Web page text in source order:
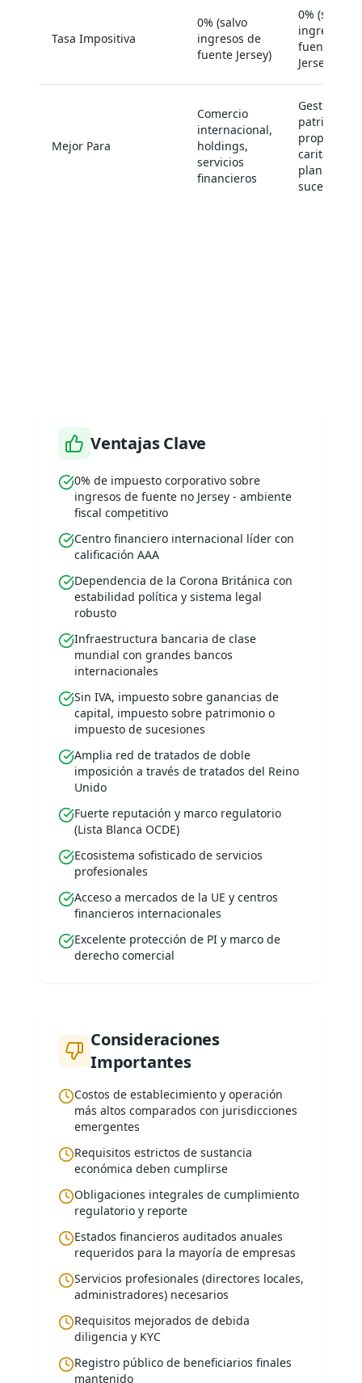
Tasa Impositiva
0% (salvo
ingresos de
fuente Jersey)
0% (salvo
ingresos de
fuente
Jersey)
Mejor Para
Comercio
internacional,
holdings,
servicios
financieros
Gestión
propósitos
caritativos,
sucesoria
Ventajas Clave
0% de impuesto corporativo sobre
ingresos de fuente no Jersey - ambiente
fiscal competitivo
Centro financiero internacional líder con
calificación AAA
Dependencia de la Corona Británica con
estabilidad política y sistema legal
robusto
Infraestructura bancaria de clase
mundial con grandes bancos
internacionales
Sin IVA, impuesto sobre ganancias de
capital, impuesto sobre patrimonio o
impuesto de sucesiones
Amplia red de tratados de doble
imposición a través de tratados del Reino
Unido
Fuerte reputación y marco regulatorio
(Lista Blanca OCDE)
Ecosistema sofisticado de servicios
profesionales
Acceso a mercados de la UE y centros
financieros internacionales
Excelente protección de PI y marco de
derecho comercial
Consideraciones
Importantes
Costos de establecimiento y operación
más altos comparados con jurisdicciones
emergentes
Requisitos estrictos de sustancia
económica deben cumplirse
Obligaciones integrales de cumplimiento
regulatorio y reporte
Estados financieros auditados anuales
requeridos para la mayoría de empresas
Servicios profesionales (directores locales,
administradores) necesarios
Requisitos mejorados de debida
diligencia y KYC
Registro público de beneficiarios finales
mantenido